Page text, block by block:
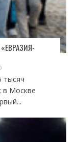
тысяч
в Москве